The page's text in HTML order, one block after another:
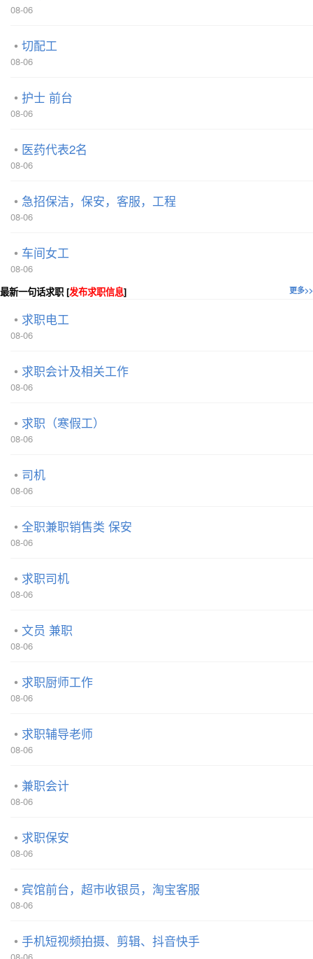
08-06
切配工
08-06
护士 前台
08-06
医药代表2名
08-06
急招保洁，保安，客服，工程
08-06
车间女工
08-06
更多>>
最新一句话求职 [发布求职信息]
求职电工
08-06
求职会计及相关工作
08-06
求职（寒假工）
08-06
司机
08-06
全职兼职销售类 保安
08-06
求职司机
08-06
文员 兼职
08-06
求职厨师工作
08-06
求职辅导老师
08-06
兼职会计
08-06
求职保安
08-06
宾馆前台，超市收银员，淘宝客服
08-06
手机短视频拍摄、剪辑、抖音快手